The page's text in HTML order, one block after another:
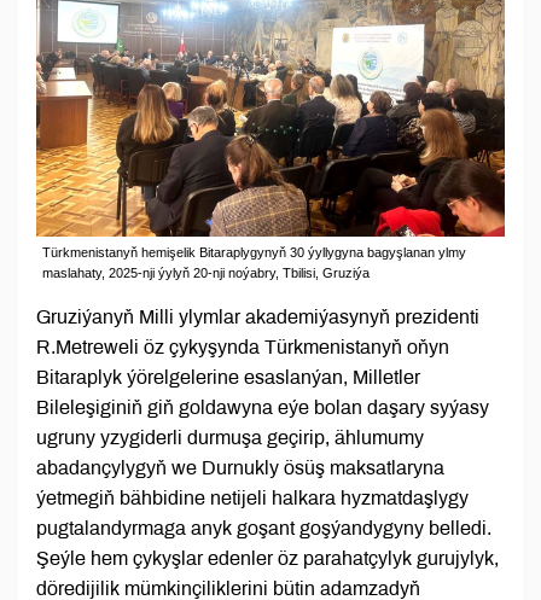
Türkmenistanyň hemişelik Bitaraplygynyň 30 ýyllygyna bagyşlanan ylmy
maslahaty, 2025-nji ýylyň 20-nji noýabry, Tbilisi, Gruziýa
Gruziýanyň Milli ylymlar akademiýasynyň prezidenti
R.Metreweli öz çykyşynda Türkmenistanyň oňyn
Bitaraplyk ýörelgelerine esaslanýan, Milletler
Bileleşiginiň giň goldawyna eýe bolan daşary syýasy
ugruny yzygiderli durmuşa geçirip, ählumumy
abadançylygyň we Durnukly ösüş maksatlaryna
ýetmegiň bähbidine netijeli halkara hyzmatdaşlygy
pugtalandyrmaga anyk goşant goşýandygyny belledi.
Şeýle hem çykyşlar edenler öz parahatçylyk gurujylyk,
döredijilik mümkinçiliklerini bütin adamzadyň